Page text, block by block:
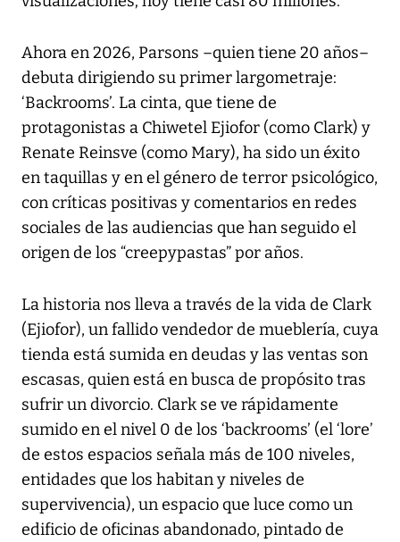
Ahora en 2026, Parsons –quien tiene 20 años–
debuta dirigiendo su primer largometraje:
‘Backrooms’. La cinta, que tiene de
protagonistas a Chiwetel Ejiofor (como Clark) y
Renate Reinsve (como Mary), ha sido un éxito
en taquillas y en el género de terror psicológico,
con críticas positivas y comentarios en redes
sociales de las audiencias que han seguido el
origen de los “creepypastas” por años.
La historia nos lleva a través de la vida de Clark
(Ejiofor), un fallido vendedor de mueblería, cuya
tienda está sumida en deudas y las ventas son
escasas, quien está en busca de propósito tras
sufrir un divorcio. Clark se ve rápidamente
sumido en el nivel 0 de los ‘backrooms’ (el ‘lore’
de estos espacios señala más de 100 niveles,
entidades que los habitan y niveles de
supervivencia), un espacio que luce como un
edificio de oficinas abandonado, pintado de